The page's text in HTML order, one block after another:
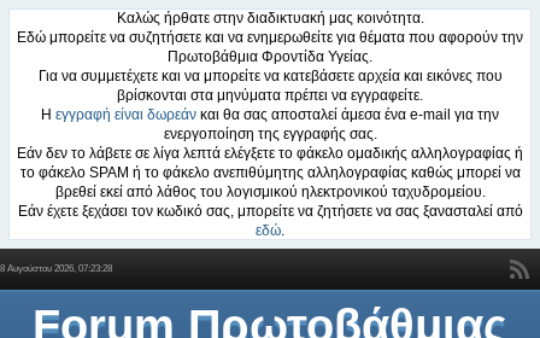
Καλώς ήρθατε στην διαδικτυακή μας κοινότητα.
Εδώ μπορείτε να συζητήσετε και να ενημερωθείτε για θέματα που αφορούν την
Πρωτοβάθμια Φροντίδα Υγείας.
Για να συμμετέχετε και να μπορείτε να κατεβάσετε αρχεία και εικόνες που
βρίσκονται στα μηνύματα πρέπει να εγγραφείτε.
Η εγγραφή είναι δωρεάν και θα σας αποσταλεί άμεσα ένα e-mail για την
ενεργοποίηση της εγγραφής σας.
Εάν δεν το λάβετε σε λίγα λεπτά ελέγξετε το φάκελο ομαδικής αλληλογραφίας ή
το φάκελο SPAM ή το φάκελο ανεπιθύμητης αλληλογραφίας καθώς μπορεί να
βρεθεί εκεί από λάθος του λογισμικού ηλεκτρονικού ταχυδρομείου.
Εάν έχετε ξεχάσει τον κωδικό σας, μπορείτε να ζητήσετε να σας ξανασταλεί από
εδώ.
8 Αυγούστου 2026, 07:23:28
Forum Πρωτοβάθμιας